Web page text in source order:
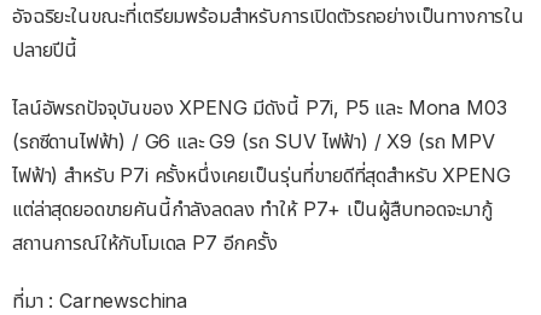
อัจฉริยะในขณะที่เตรียมพร้อมสำหรับการเปิดตัวรถอย่างเป็นทางการใน
ปลายปีนี้
ไลน์อัพรถปัจจุบันของ XPENG มีดังนี้ P7i, P5 และ Mona M03
(รถซีดานไฟฟ้า) / G6 และ G9 (รถ SUV ไฟฟ้า) / X9 (รถ MPV
ไฟฟ้า) สำหรับ P7i ครั้งหนึ่งเคยเป็นรุ่นที่ขายดีที่สุดสำหรับ XPENG
แต่ล่าสุดยอดขายคันนี้กำลังลดลง ทำให้ P7+ เป็นผู้สืบทอดจะมากู้
สถานการณ์ให้กับโมเดล P7 อีกครั้ง
ที่มา : Carnewschina